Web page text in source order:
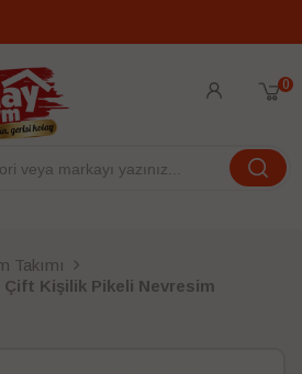
0
Takımı
Kişilik Pikeli Nevresim